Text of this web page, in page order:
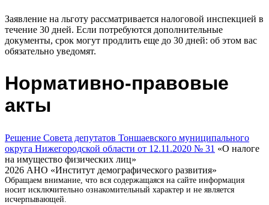
Заявление на льготу рассматривается налоговой инспекцией в
течение 30 дней. Если потребуются дополнительные
документы, срок могут продлить еще до 30 дней: об этом вас
обязательно уведомят.
Нормативно-правовые
акты
Решение Совета депутатов Тоншаевского муниципального
округа Нижегородской области от 12.11.2020 № 31 «О налоге
на имущество физических лиц»
2026 АНО «Институт демографического развития»
Обращаем внимание, что вся содержащаяся на сайте информация
носит исключительно ознакомительный характер и не является
исчерпывающей.